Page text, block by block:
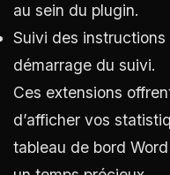
au sein du plugin.
Suivi des
démarrage du suivi.
Ces extensions
d’afficher vos
tableau de bord